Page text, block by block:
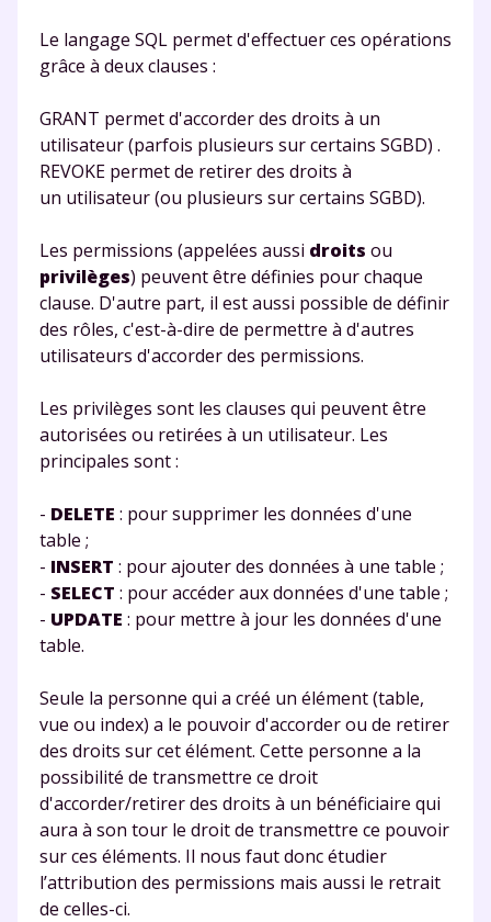
Le langage SQL permet d'effectuer ces opérations
grâce à deux clauses :
GRANT permet d'accorder des droits à un
utilisateur (parfois plusieurs sur certains SGBD) .
REVOKE permet de retirer des droits à
un utilisateur (ou plusieurs sur certains SGBD).
Les permissions (appelées aussi droits ou
privilèges) peuvent être définies pour chaque
clause. D'autre part, il est aussi possible de définir
des rôles, c'est-à-dire de permettre à d'autres
utilisateurs d'accorder des permissions.
Les privilèges sont les clauses qui peuvent être
autorisées ou retirées à un utilisateur. Les
principales sont :
- DELETE : pour supprimer les données d'une
table ;
- INSERT : pour ajouter des données à une table ;
- SELECT : pour accéder aux données d'une table ;
- UPDATE : pour mettre à jour les données d'une
table.
Seule la personne qui a créé un élément (table,
vue ou index) a le pouvoir d'accorder ou de retirer
des droits sur cet élément. Cette personne a la
possibilité de transmettre ce droit
d'accorder/retirer des droits à un bénéficiaire qui
aura à son tour le droit de transmettre ce pouvoir
sur ces éléments. Il nous faut donc étudier
l’attribution des permissions mais aussi le retrait
de celles-ci.